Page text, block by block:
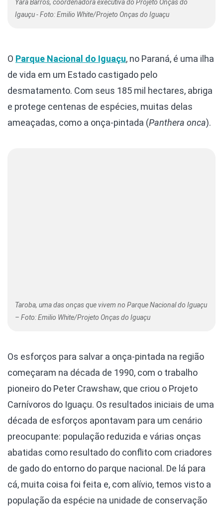
Yara Barros, coordenadora executiva do Projeto Onças do
Igauçu - Foto: Emilio White/Projeto Onças do Iguaçu
O Parque Nacional do Iguaçu, no Paraná, é uma ilha
de vida em um Estado castigado pelo
desmatamento. Com seus 185 mil hectares, abriga
e protege centenas de espécies, muitas delas
ameaçadas, como a onça-pintada (Panthera onca).
Taroba, uma das onças que vivem no Parque Nacional do Iguaçu
– Foto: Emilio White/Projeto Onças do Iguaçu
Os esforços para salvar a onça-pintada na região
começaram na década de 1990, com o trabalho
pioneiro do Peter Crawshaw, que criou o Projeto
Carnívoros do Iguaçu. Os resultados iniciais de uma
década de esforços apontavam para um cenário
preocupante: população reduzida e várias onças
abatidas como resultado do conflito com criadores
de gado do entorno do parque nacional. De lá para
cá, muita coisa foi feita e, com alívio, temos visto a
população da espécie na unidade de conservação